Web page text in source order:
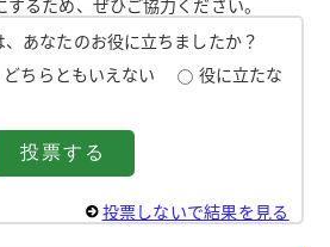
るため、ぜひご協力ください。
あなたのお役に立ちましたか？
どちらともいえない
役に立たな
投票しないで結果を見る